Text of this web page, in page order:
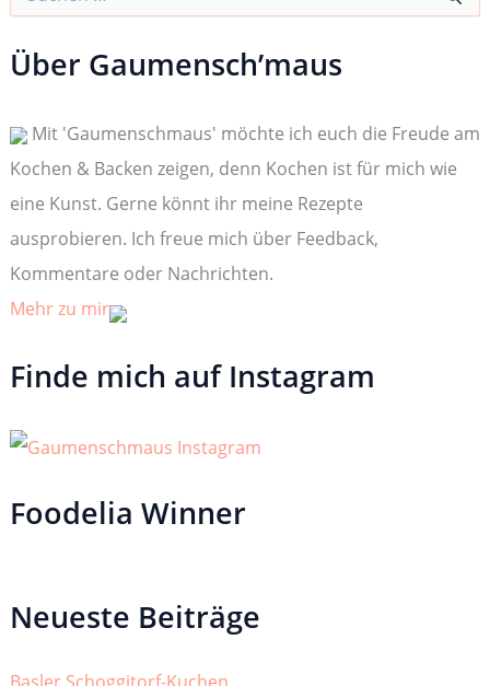
h
e
a
c
h
:
Über Gaumensch’maus
Mit 'Gaumenschmaus' möchte ich euch die Freude am
Kochen & Backen zeigen, denn Kochen ist für mich wie
eine Kunst. Gerne könnt ihr meine Rezepte
ausprobieren. Ich freue mich über Feedback,
Kommentare oder Nachrichten.
Mehr zu mir
Finde mich auf Instagram
Foodelia Winner
Neueste Beiträge